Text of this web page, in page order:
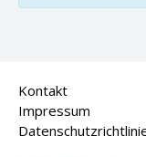
Kontakt
Impressum